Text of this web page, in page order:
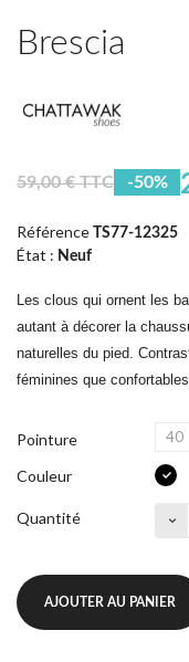
Brescia
59,00 € TTC -50%
Référence TS77-12325
État : Neuf
Les clous qui ornent les
autant à décorer la
naturelles du pied.
féminines que confortables.
Pointure
Couleur
Quantité
AJOUTER AU PANIER